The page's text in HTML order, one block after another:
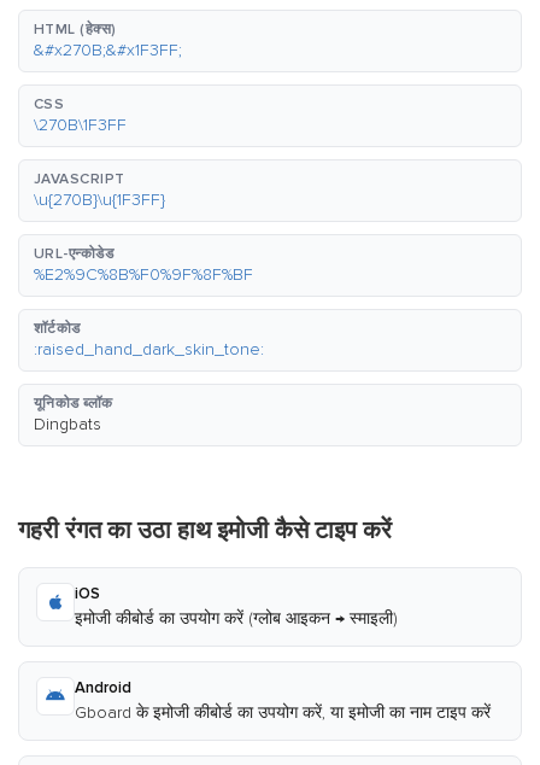
HTML (हेक्स)
&#x270B;&#x1F3FF;
CSS
\270B\1F3FF
JAVASCRIPT
\u{270B}\u{1F3FF}
URL-एन्कोडेड
%E2%9C%8B%F0%9F%8F%BF
शॉर्टकोड
:raised_hand_dark_skin_tone:
यूनिकोड ब्लॉक
Dingbats
गहरी रंगत का उठा हाथ इमोजी कैसे टाइप करें
iOS
इमोजी कीबोर्ड का उपयोग करें (ग्लोब आइकन → स्माइली)
Android
Gboard के इमोजी कीबोर्ड का उपयोग करें, या इमोजी का नाम टाइप करें